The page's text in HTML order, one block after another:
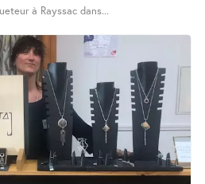
à Rayssac dans...